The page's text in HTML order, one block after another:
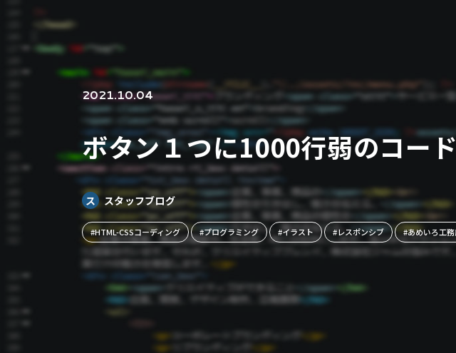
2021.10.04
ボタン１つに1000行弱のコー
ス スタッフブログ
#HTML-CSSコーディング #プログラミング #イラスト #レスポンシブ #あめいろ工